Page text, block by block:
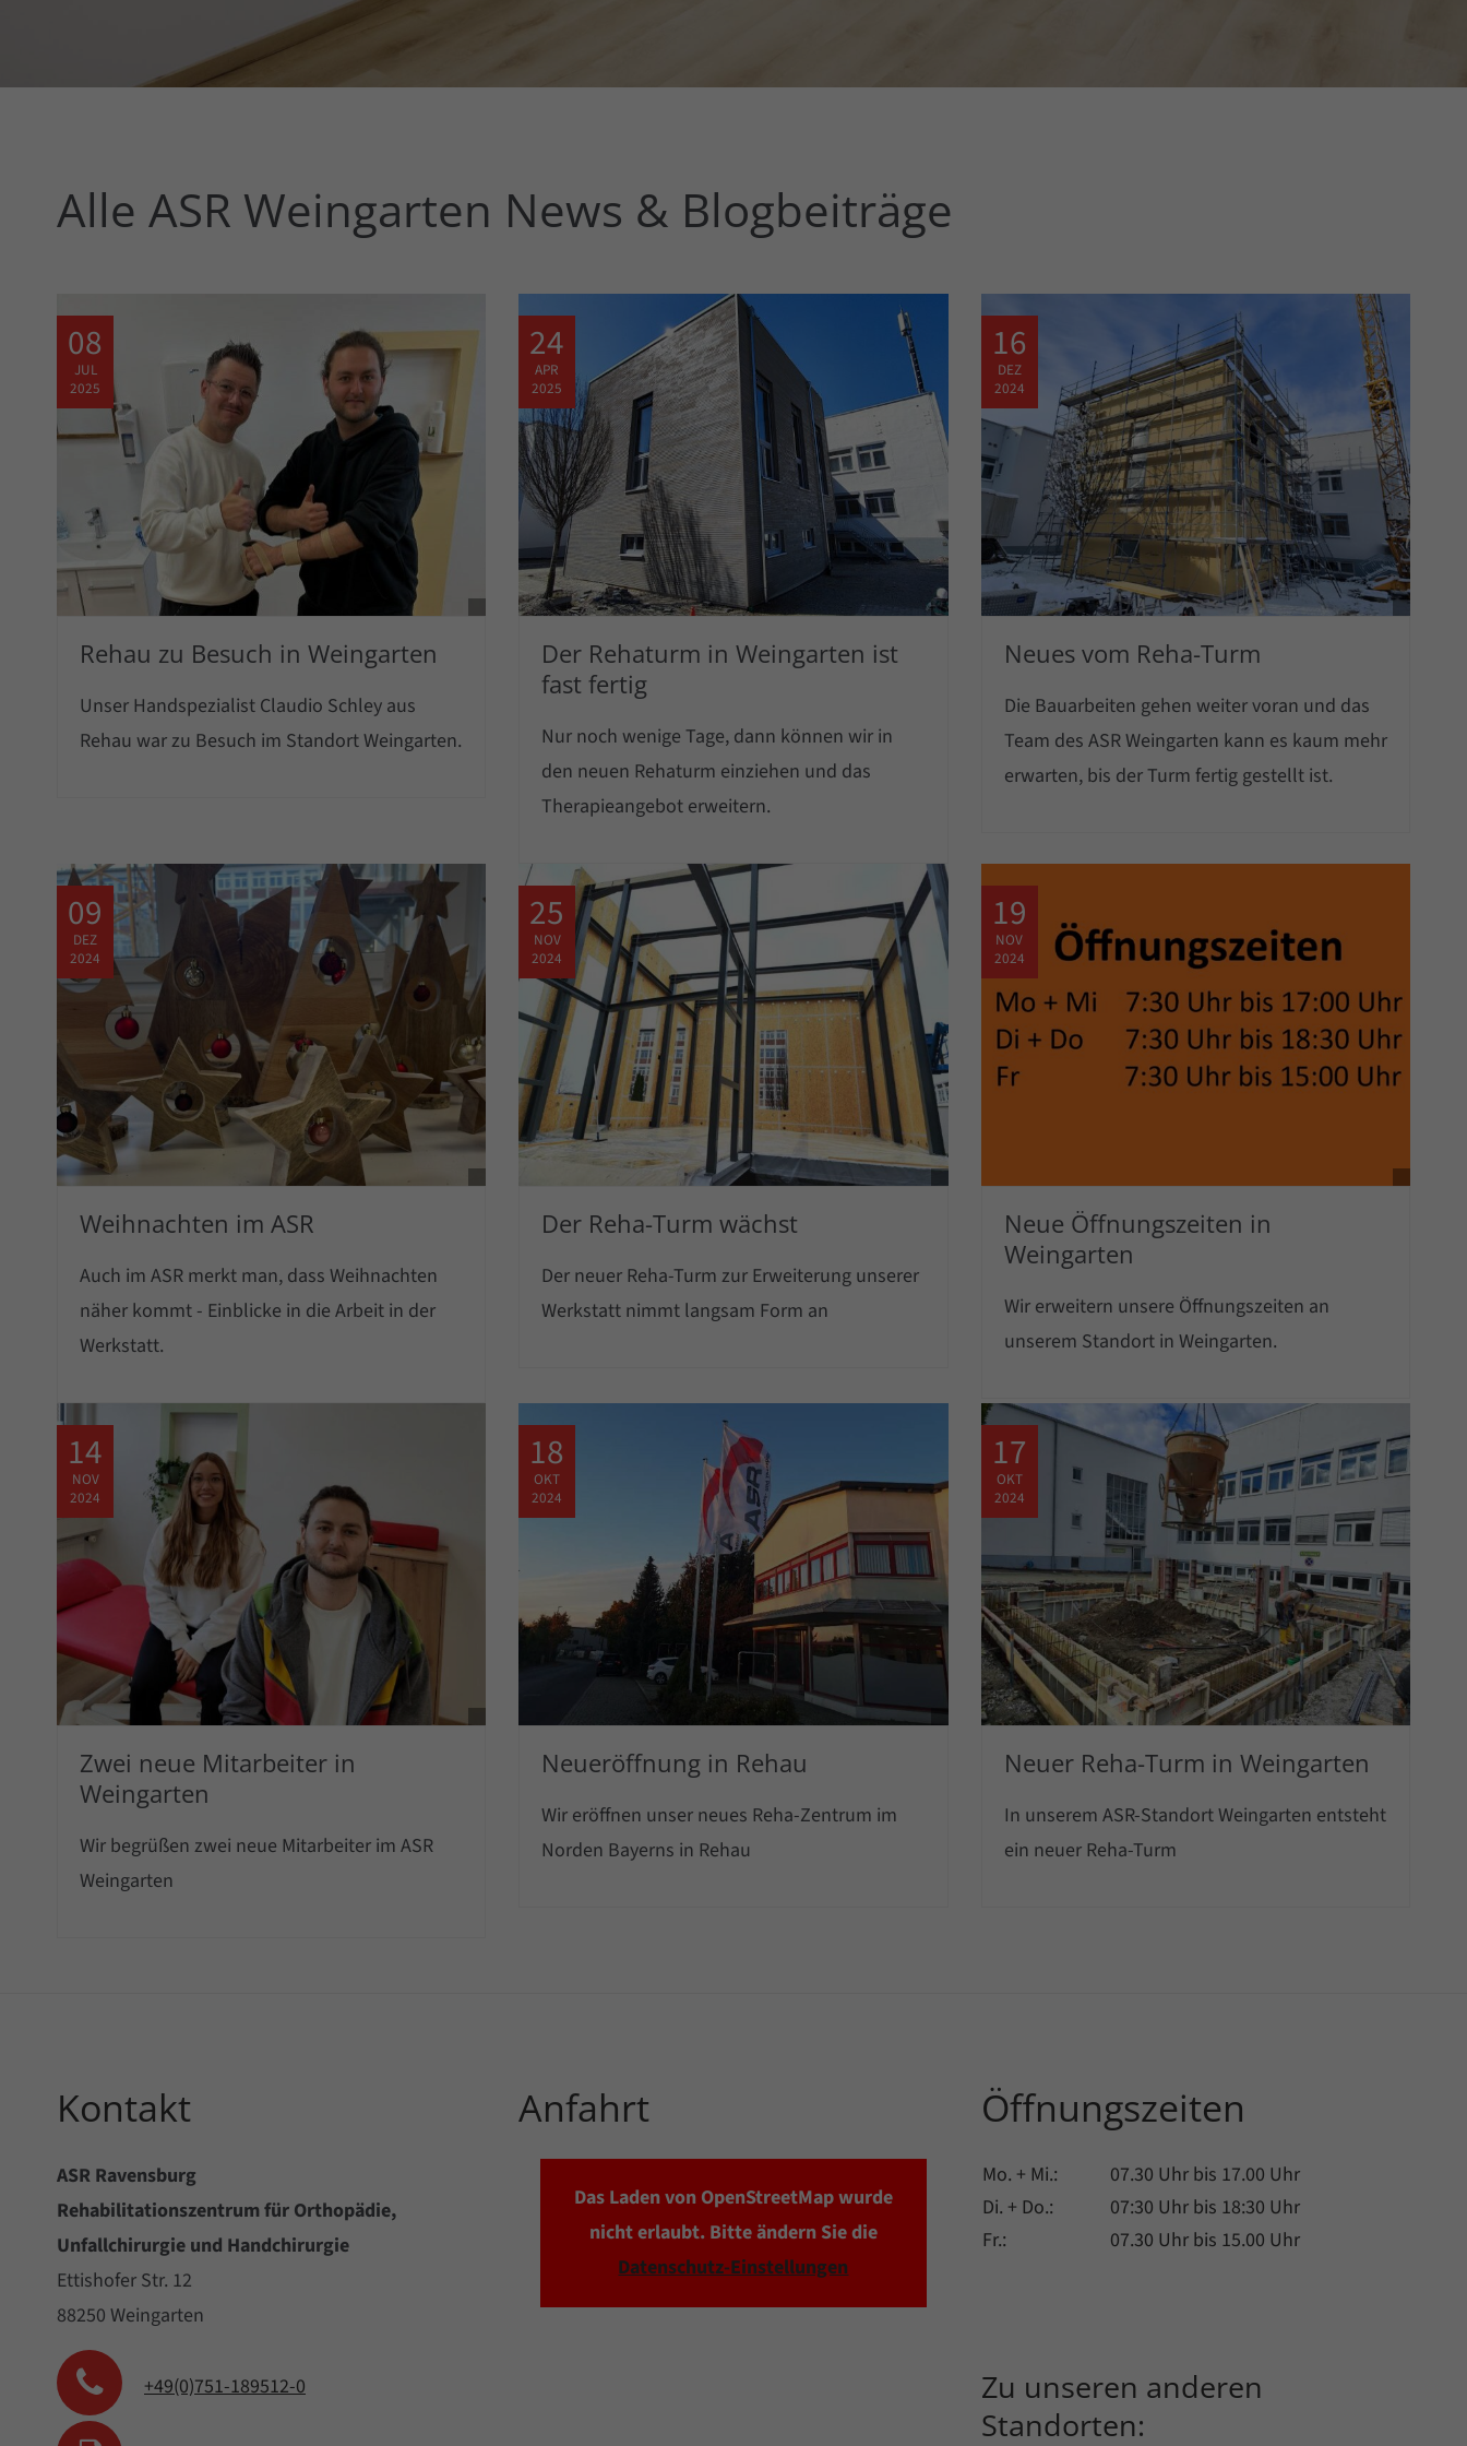
Alle ASR Weingarten News & Blogbeiträge
08
JUL
2025
Rehau zu Besuch in Weingarten
Unser Handspezialist Claudio Schley aus
Rehau war zu Besuch im Standort Weingarten.
24
APR
2025
Der Rehaturm in Weingarten ist
fast fertig
Nur noch wenige Tage, dann können wir in
den neuen Rehaturm einziehen und das
Therapieangebot erweitern.
16
DEZ
2024
Neues vom Reha-Turm
Die Bauarbeiten gehen weiter voran und das
Team des ASR Weingarten kann es kaum mehr
erwarten, bis der Turm fertig gestellt ist.
09
DEZ
2024
Weihnachten im ASR
Auch im ASR merkt man, dass Weihnachten
näher kommt - Einblicke in die Arbeit in der
Werkstatt.
25
NOV
2024
Der Reha-Turm wächst
Der neuer Reha-Turm zur Erweiterung unserer
Werkstatt nimmt langsam Form an
19
NOV
2024
Neue Öffnungszeiten in
Weingarten
Wir erweitern unsere Öffnungszeiten an
unserem Standort in Weingarten.
14
NOV
2024
Zwei neue Mitarbeiter in
Weingarten
Wir begrüßen zwei neue Mitarbeiter im ASR
Weingarten
18
OKT
2024
Neueröffnung in Rehau
Wir eröffnen unser neues Reha-Zentrum im
Norden Bayerns in Rehau
17
OKT
2024
Neuer Reha-Turm in Weingarten
In unserem ASR-Standort Weingarten entsteht
ein neuer Reha-Turm
Kontakt
ASR Ravensburg
Rehabilitationszentrum für Orthopädie,
Unfallchirurgie und Handchirurgie
Ettishofer Str. 12
88250 Weingarten
+49(0)751-189512-0
Anfahrt
Das Laden von OpenStreetMap wurde
nicht erlaubt. Bitte ändern Sie die
Datenschutz-Einstellungen
Öffnungszeiten
Mo. + Mi.:
07.30 Uhr bis 17.00 Uhr
Di. + Do.:
07:30 Uhr bis 18:30 Uhr
Fr.:
07.30 Uhr bis 15.00 Uhr
Zu unseren anderen
Standorten: